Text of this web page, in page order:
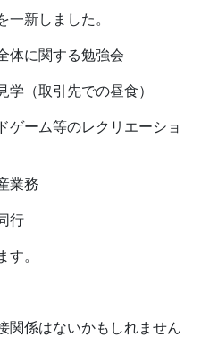
新しました。
体に関する勉強会
学（取引先での昼食）
ゲーム等のレクリエーショ
業務
行
。
関係はないかもしれません